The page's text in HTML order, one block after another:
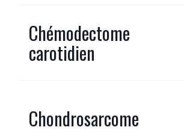
Chémodectome
carotidien
Chondrosarcome